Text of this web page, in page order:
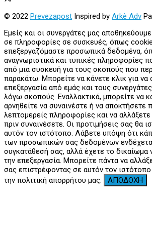
© 2022 Prevezapost Inspired by Arkè Adv
Εμείς και οι συνεργάτες μας
σε πληροφορίες σε συσκευές, όπως
επεξεργαζόμαστε προσωπικά δεδομένα,
αναγνωριστικά και τυπικές πληροφορίες
από μια συσκευή για τους σκοπούς που
παρακάτω. Μπορείτε να κάνετε κλικ για να
επεξεργασία από εμάς και τους
λόγω σκοπούς. Εναλλακτικά, μπορείτε να
αρνηθείτε να συναινέστε ή να αποκτήσετε
λεπτομερείς πληροφορίες και να
πριν συναινέσετε. Οι προτιμήσεις σας θα
αυτόν τον ιστότοπο. Λάβετε υπόψη ότι
των προσωπικών σας δεδομένων
συγκατάθεσή σας, αλλά έχετε το δικαίωμα
την επεξεργασία. Μπορείτε πάντα να
σας επιστρέφοντας σε αυτόν τον
την πολιτική απορρήτου μας.
ΑΠΟΔΟΧΗ